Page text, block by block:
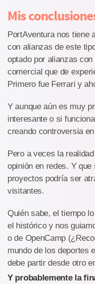
Mis
PortAventura nos tiene
con alianzas de este
optado por alianzas
comercial que de
Primero fue Ferrari y
Y aunque aún es muy
interesante o si
creando controversia
Pero a veces la
opinión en redes. Y
proyectos podría ser
visitantes.
Quién sabe, el tiempo
el histórico y nos
o de OpenCamp
mundo de los deportes
debe partir desde otro
Y probablemente la